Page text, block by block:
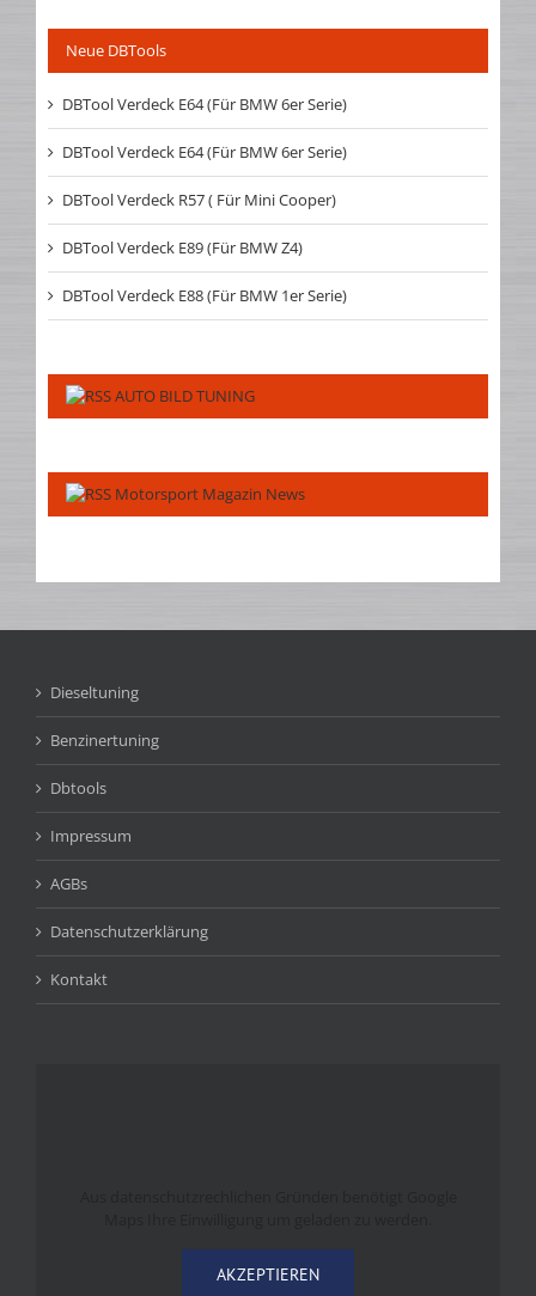
Neue DBTools
DBTool Verdeck E64 (Für BMW 6er Serie)
DBTool Verdeck E64 (Für BMW 6er Serie)
DBTool Verdeck R57 ( Für Mini Cooper)
DBTool Verdeck E89 (Für BMW Z4)
DBTool Verdeck E88 (Für BMW 1er Serie)
AUTO BILD TUNING
Motorsport Magazin News
Dieseltuning
Benzinertuning
Dbtools
Impressum
AGBs
Datenschutzerklärung
Kontakt
AKZEPTIEREN